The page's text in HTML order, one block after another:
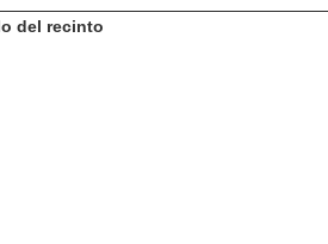
del recinto